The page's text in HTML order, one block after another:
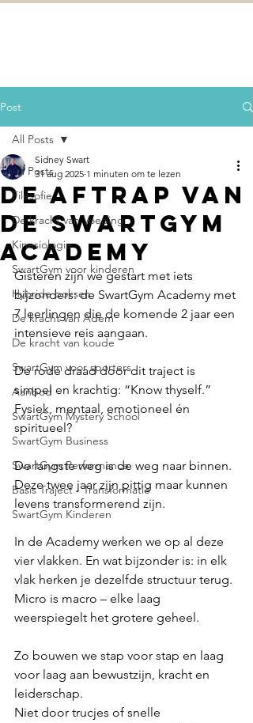
Post
All Posts
Filesofie
De kracht van Voeding
Kinesiologie
SwartGym voor kinderen
Hybride boksen
De kracht van Adem
De kracht van koude
SwartGym voor sporters
Aanbod
SwartGym Mystery School
SwartGym Business
SwartGym Performance
Basis Traject - Transformatie
SwartGym Kinderen
All Posts
De aftrap van
de SwartGym
Academy
Sidney Swart
31 aug 2025 1 minuten om te lezen
Gisteren zijn we gestart met iets
bijzonders: de SwartGym Academy met
7 leerlingen die de komende 2 jaar een
intensieve reis aangaan.
De rode draad door dit traject is
simpel en krachtig: “Know thyself.”
Fysiek, mentaal, emotioneel én
spiritueel?
De langste weg is de weg naar binnen.
Deze twee jaar zijn pittig maar kunnen
levens transformerend zijn.
In de Academy werken we op al deze
vier vlakken. En wat bijzonder is: in elk
vlak herken je dezelfde structuur terug.
Micro is macro – elke laag
weerspiegelt het grotere geheel.
Zo bouwen we stap voor stap en laag
voor laag aan bewustzijn, kracht en
leiderschap.
Niet door trucjes of snelle